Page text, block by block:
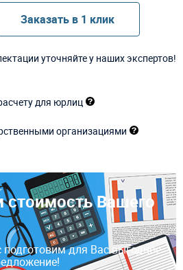
Заказать в 1 клик
уточняйте у наших экспертов!
для юрлиц
организациями
стоимость Вашего
подготовим для Вас выгодное